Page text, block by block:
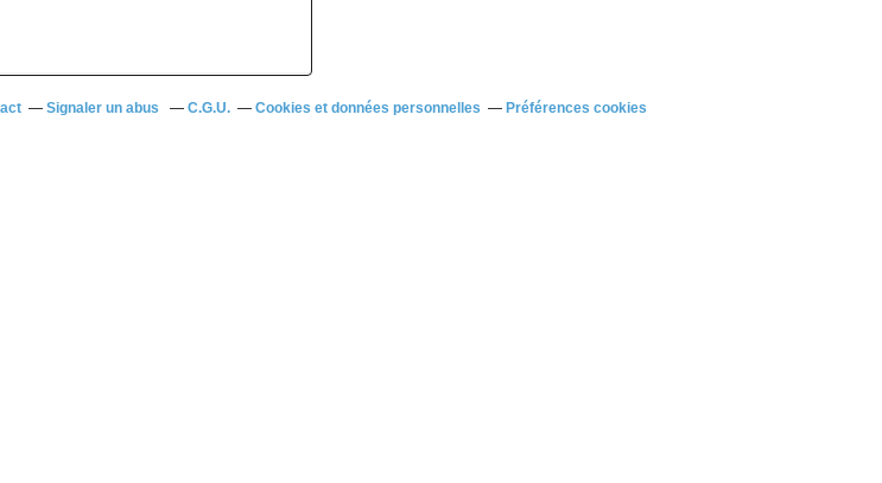
Signaler un abus C.G.U. Cookies et données personnelles Préférences cookies